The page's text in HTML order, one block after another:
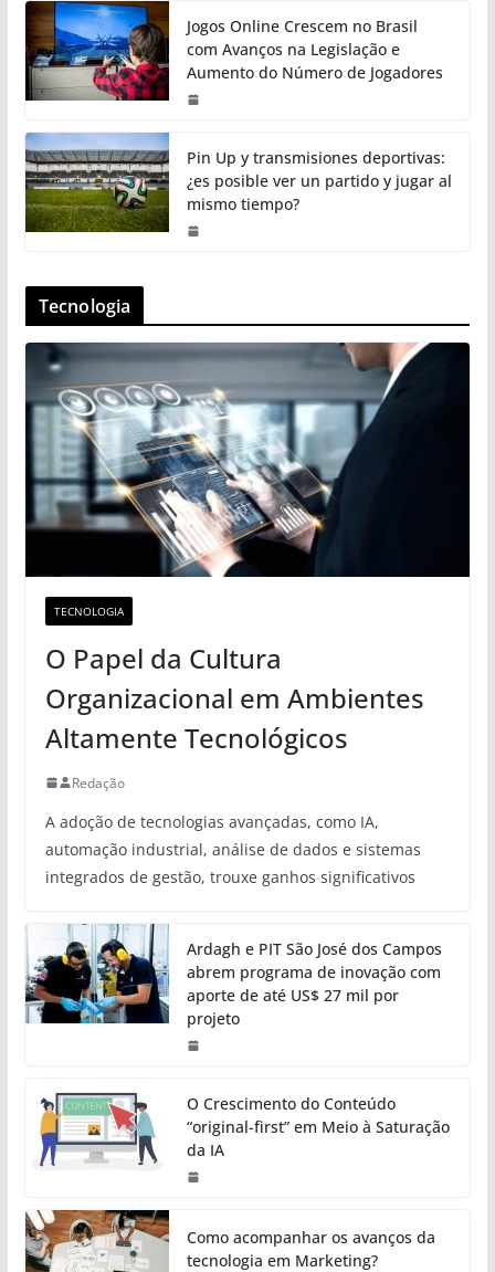
Jogos Online Crescem no Brasil
com Avanços na Legislação e
Aumento do Número de Jogadores
Pin Up y transmisiones deportivas:
¿es posible ver un partido y jugar al
mismo tiempo?
Tecnologia
TECNOLOGIA
O Papel da Cultura
Organizacional em Ambientes
Altamente Tecnológicos
Redação
A adoção de tecnologias avançadas, como IA,
automação industrial, análise de dados e sistemas
integrados de gestão, trouxe ganhos significativos
Ardagh e PIT São José dos Campos
abrem programa de inovação com
aporte de até US$ 27 mil por
projeto
O Crescimento do Conteúdo
“original-first” em Meio à Saturação
da IA
Como acompanhar os avanços da
tecnologia em Marketing?